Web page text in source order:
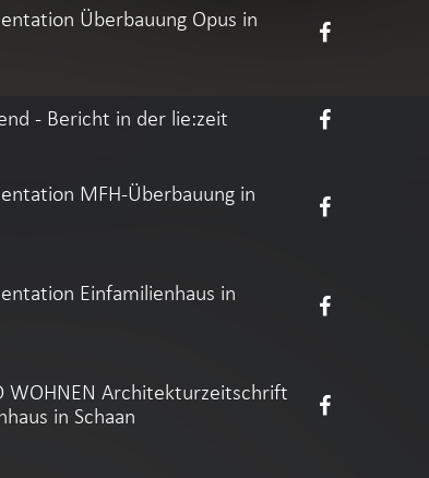
Überbauung Opus in
- Bericht in der lie:zeit
MFH-Überbauung in
Einfamilienhaus in
WOHNEN Architekturzeitschrift
in Schaan